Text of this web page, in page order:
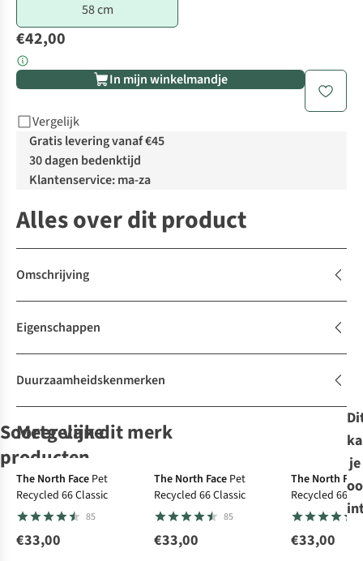
58 cm
€42,00
In mijn winkelmandje
Vergelijk
Gratis levering vanaf €45
30 dagen bedenktijd
Klantenservice: ma-za
Alles over dit product
Omschrijving
Eigenschappen
Duurzaamheidskenmerken
Soortgelijke
producten
Patagonia
Pet P-
6 Logo Trucker
Hat
Patagonia Pet P-
6 Logo Trucker
Hat
Patagonia Pet P-
6 Logo Trucker
Hat
Fjällräven Pet
Fjällräven
Långtradarkeps
Meer van dit merk
The North Face Pet
Recycled 66 Classic
85
€33,00
The North Face Pet
Recycled 66 Classic
85
€33,00
The North
Recycled 66
€33,00
je